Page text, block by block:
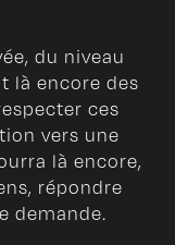
du niveau
là encore des
ces
vers une
là encore,
répondre
demande.